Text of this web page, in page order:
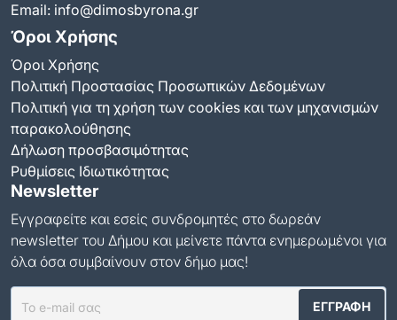
Email: info@dimosbyrona.gr
Όροι Χρήσης
Όροι Χρήσης
Πολιτική Προστασίας Προσωπικών Δεδομένων
Πολιτική για τη χρήση των cookies και των μηχανισμών
παρακολούθησης
Δήλωση προσβασιμότητας
Ρυθμίσεις Ιδιωτικότητας
Newsletter
Εγγραφείτε και εσείς συνδρομητές στο δωρεάν
newsletter του Δήμου και μείνετε πάντα ενημερωμένοι για
όλα όσα συμβαίνουν στον δήμο μας!